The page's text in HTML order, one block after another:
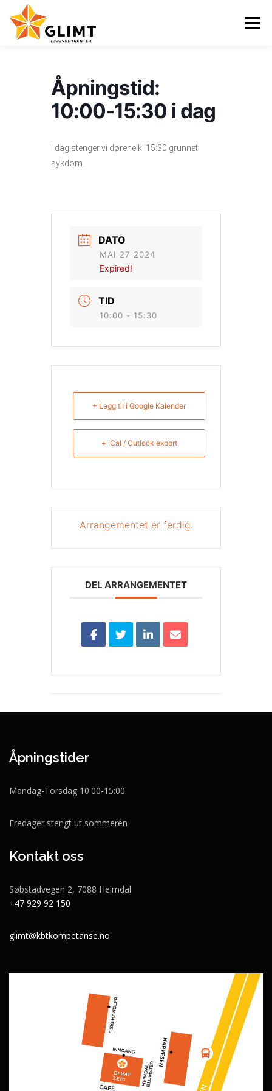
innhold
Meny
KONTAKT ENGLISH
Åpningstid:
10:00-15:30 i dag
I dag stenger vi dørene kl 15:30 grunnet
sykdom.
DATO
MAI 27 2024
Expired!
TID
10:00 - 15:30
+ Legg til i Google Kalender
+ iCal / Outlook export
Arrangementet er ferdig.
DEL ARRANGEMENTET
Åpningstider
Mandag-Torsdag 10:00-15:00
Fredager stengt ut sommeren
Kontakt oss
Søbstadvegen 2, 7088 Heimdal
+47 929 92 150
glimt@kbtkompetanse.no